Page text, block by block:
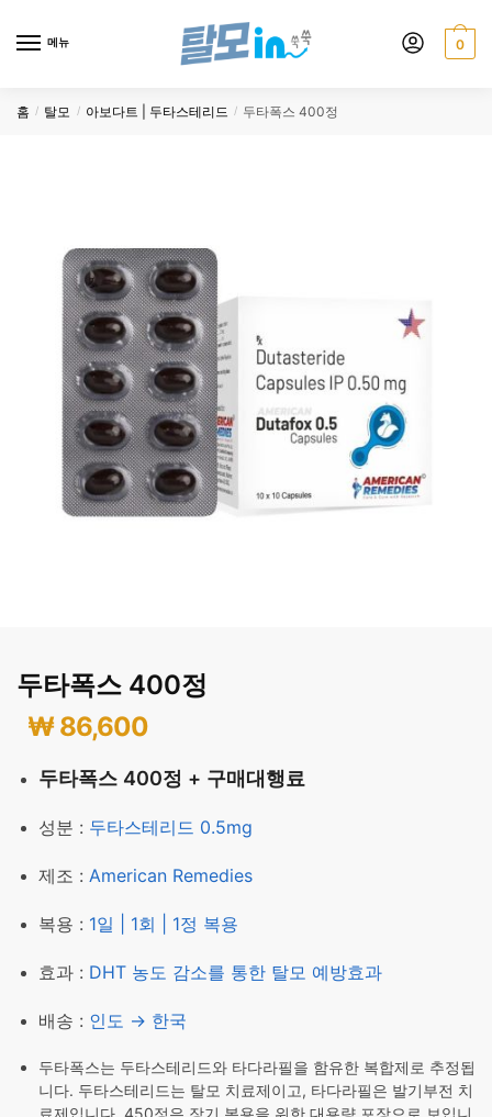
메뉴 0
홈 / 탈모 / 아보다트 | 두타스테리드 / 두타폭스 400정
두타폭스 400정
₩86,600
두타폭스 400정 + 구매대행료
성분 : 두타스테리드 0.5mg
제조 : American Remedies
복용 : 1일 | 1회 | 1정 복용
효과 : DHT 농도 감소를 통한 탈모 예방효과
배송 : 인도 → 한국
두타폭스는 두타스테리드와 타다라필을 함유한 복합제로 추정됩
니다. 두타스테리드는 탈모 치료제이고, 타다라필은 발기부전 치
료제입니다. 450정은 장기 복용을 위한 대용량 포장으로 보입니